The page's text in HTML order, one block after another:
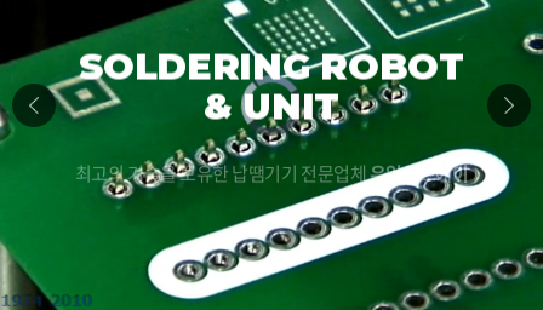
Video
is
loading.
SOLDERING ROBOT
& UNIT
최고의 기술을 보유한 납땜기기 전문업체 우일에프에이